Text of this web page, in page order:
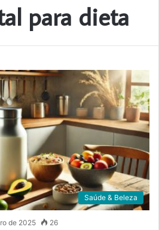
para dieta
Saúde & Beleza
de 2025 26